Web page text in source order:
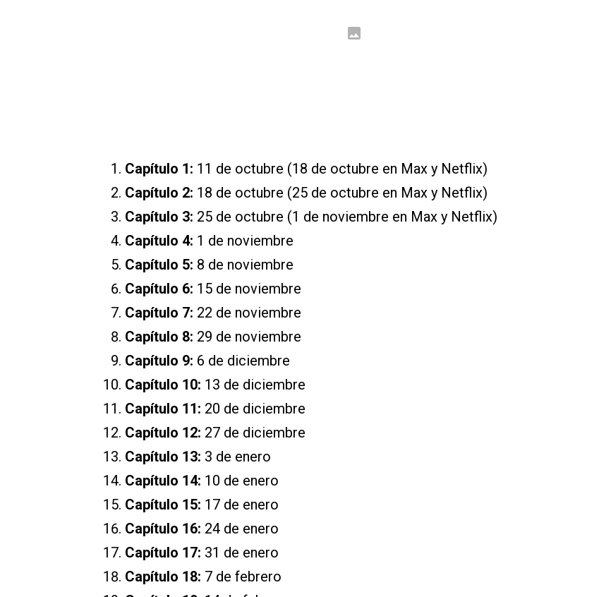
Capítulo 1: 11 de octubre (18 de octubre en Max y Netflix)
Capítulo 2: 18 de octubre (25 de octubre en Max y Netflix)
Capítulo 3: 25 de octubre (1 de noviembre en Max y Netflix)
Capítulo 4: 1 de noviembre
Capítulo 5: 8 de noviembre
Capítulo 6: 15 de noviembre
Capítulo 7: 22 de noviembre
Capítulo 8: 29 de noviembre
Capítulo 9: 6 de diciembre
Capítulo 10: 13 de diciembre
Capítulo 11: 20 de diciembre
Capítulo 12: 27 de diciembre
Capítulo 13: 3 de enero
Capítulo 14: 10 de enero
Capítulo 15: 17 de enero
Capítulo 16: 24 de enero
Capítulo 17: 31 de enero
Capítulo 18: 7 de febrero